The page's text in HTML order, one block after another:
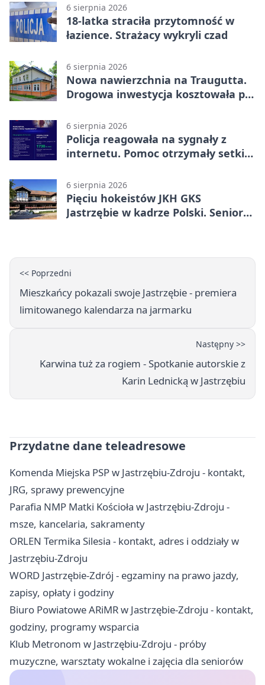
6 sierpnia 2026
18-latka straciła przytomność w
łazience. Strażacy wykryli czad
6 sierpnia 2026
Nowa nawierzchnia na Traugutta.
Drogowa inwestycja kosztowała pół
6 sierpnia 2026
Policja reagowała na sygnały z
internetu. Pomoc otrzymały setki
6 sierpnia 2026
Pięciu hokeistów JKH GKS
Jastrzębie w kadrze Polski. Seniorzy
<< Poprzedni
Mieszkańcy pokazali swoje Jastrzębie - premiera
limitowanego kalendarza na jarmarku
Następny >>
Karwina tuż za rogiem - Spotkanie autorskie z
Karin Lednicką w Jastrzębiu
Przydatne dane teleadresowe
Komenda Miejska PSP w Jastrzębiu-Zdroju - kontakt,
JRG, sprawy prewencyjne
Parafia NMP Matki Kościoła w Jastrzębiu-Zdroju -
msze, kancelaria, sakramenty
ORLEN Termika Silesia - kontakt, adres i oddziały w
Jastrzębiu-Zdroju
WORD Jastrzębie-Zdrój - egzaminy na prawo jazdy,
zapisy, opłaty i godziny
Biuro Powiatowe ARiMR w Jastrzębie-Zdroju - kontakt,
godziny, programy wsparcia
Klub Metronom w Jastrzębiu-Zdroju - próby
muzyczne, warsztaty wokalne i zajęcia dla seniorów